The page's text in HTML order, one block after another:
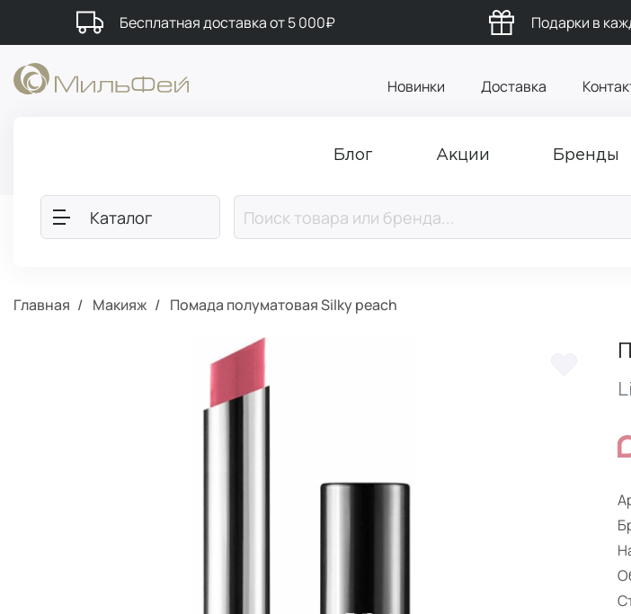
Бесплатная доставка от 5 000₽ Подарки в
Новинки Доставка
Блог Акции Бренды
Каталог
Главная Макияж Помада полуматовая Silky peach